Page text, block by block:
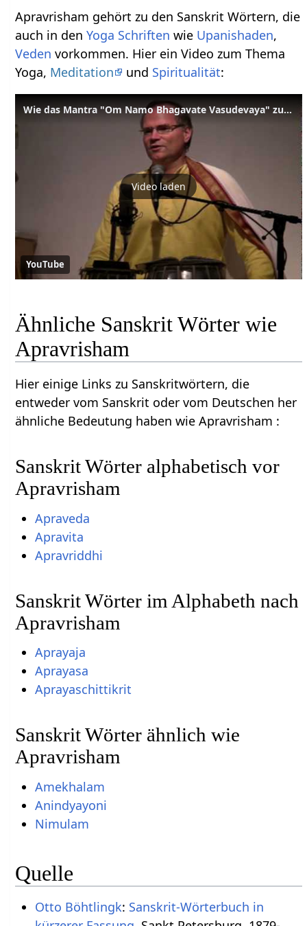
Apravrisham gehört zu den Sanskrit Wörtern, die
auch in denYoga Schriften wie Upanishaden,
Veden vorkommen. Hier ein Video zum Thema
Yoga, Meditation und Spiritualität:
Wie das Mantra "Om Namo Bhagavate Vasudevaya" zur Menschheit kam
Video laden
YouTube
Ähnliche Sanskrit Wörter wie
Apravrisham
Hier einige Links zu Sanskritwörtern, die
entweder vom Sanskrit oder vom Deutschen her
ähnliche Bedeutung haben wie Apravrisham :
Sanskrit Wörter alphabetisch vor
Apravrisham
Apraveda
Apravita
Apravriddhi
Sanskrit Wörter im Alphabeth nach
Apravrisham
Aprayaja
Aprayasa
Aprayaschittikrit
Sanskrit Wörter ähnlich wie
Apravrisham
Amekhalam
Anindyayoni
Nimulam
Quelle
Otto Böhtlingk: Sanskrit-Wörterbuch in